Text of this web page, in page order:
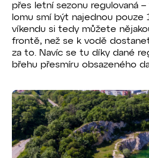
přes letní sezonu regulovaná
lomu smí být najednou pouze
víkendu si tedy můžete
frontě, než se k vodě
za to. Navíc se tu díky dané
břehu přesmíru obsazeného